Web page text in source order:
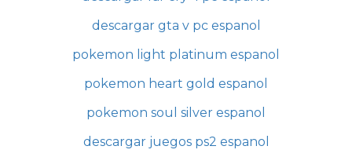
descargar gta v pc espanol
pokemon light platinum espanol
pokemon heart gold espanol
pokemon soul silver espanol
descargar juegos ps2 espanol